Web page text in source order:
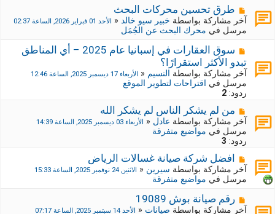
ج
د
ي
ة
م
ش
ر
ك
ة
ج
د
ي
د
طرق تحسين محركات البحث
آخر مشاركة بواسطة خبير سيو خالد« الأحد 01 فبراير 2026, الساعة 02:37
مرسل في محرك البحث عن الجُمَل
م
ش
ا
ر
ك
ة
ج
د
ي
د
ة
سوق العقارات في إسبانيا عام 2025 – أي المناطق
تبدو الأكثر استقرارًا؟
آخر مشاركة بواسطة النسيم« الأربعاء 17 ديسمبر 2025, الساعة 12:46
مرسل في اقتراحات لتطوير الموقع
ردود: 2
م
ش
ر
ك
ة
ج
ي
د
ة
من لم يشكر الناس لم يشكر الله
آخر مشاركة بواسطة عادل « الأربعاء 03 ديسمبر 2025, الساعة 14:39
مرسل في مواضيع متفرقة
ردود: 3
م
ش
ر
ك
ة
افضل شركة صيانة غسالات الرياض
آخر مشاركة بواسطة سيرين« الاثنين 24 نوفمبر 2025, الساعة 15:33
مرسل في مواضيع متفرقة
م
ش
رقم صيانة بوش 19089
آخر مشاركة بواسطة صيانات« الأحد 14 سبتمبر 2025, الساعة 07:17